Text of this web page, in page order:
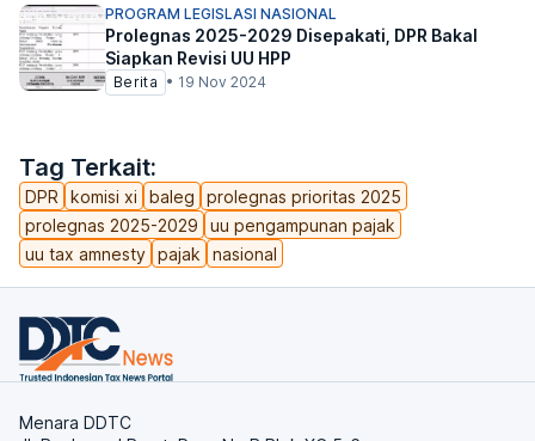
Tag Terkait:
DPR komisi xi baleg
prolegnas prioritas 2025
prolegnas 2025-2029
uu pengampunan pajak
uu tax amnesty pajak nasional
PROGRAM LEGISLASI NASIONAL
Prolegnas 2025-2029 Disepakati, DPR Bakal
Siapkan Revisi UU HPP
Berita • 19 Nov 2024
Menara DDTC